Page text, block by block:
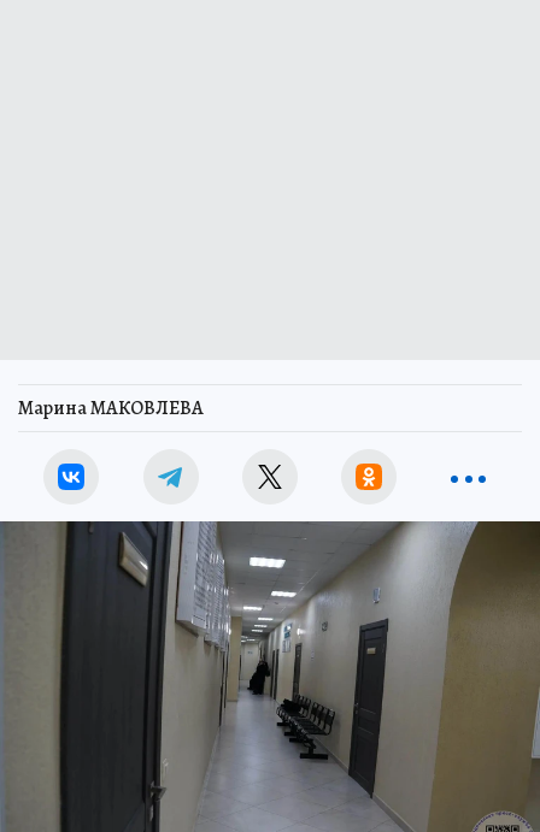
Марина МАКОВЛЕВА